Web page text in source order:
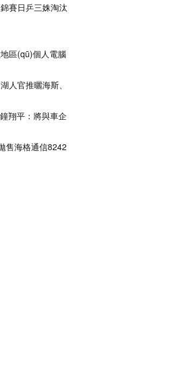
賽日乒三姝淘汰
區(qū)個人電腦
人官推曬海斯、
翔平：將與車企
售海格通信8242